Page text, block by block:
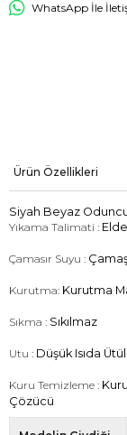
WhatsApp İle
Ürün Özellikleri
Siyah Beyaz
Yıkama Talimati :
Çamasır Suyu :
Kurutma: Kurutma
Sıkma : Sıkılmaz
Utu : Düşük Isıda
Kuru Temizleme :
Çözücü